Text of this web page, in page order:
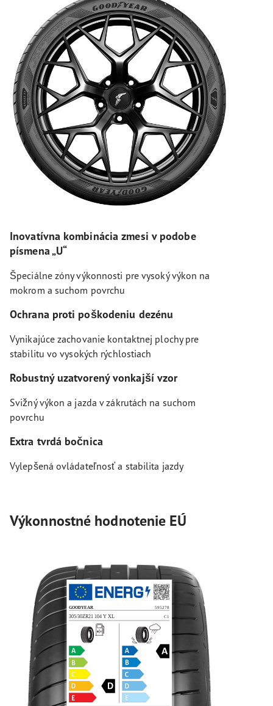
Inovatívna kombinácia zmesi v podobe
písmena „U“
Špeciálne zóny výkonnosti pre vysoký výkon na
mokrom a suchom povrchu
Ochrana proti poškodeniu dezénu
Vynikajúce zachovanie kontaktnej plochy pre
stabilitu vo vysokých rýchlostiach
Robustný uzatvorený vonkajší vzor
Svižný výkon a jazda v zákrutách na suchom
povrchu
Extra tvrdá bočnica
Vylepšená ovládateľnosť a stabilita jazdy
Výkonnostné hodnotenie EÚ